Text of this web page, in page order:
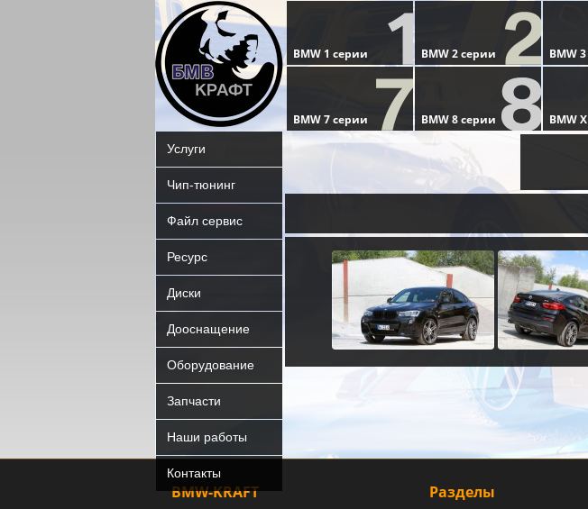
Услуги
Чип-тюнинг
Файл сервис
Ресурс
Диски
Дооснащение
Оборудование
Запчасти
Наши работы
Контакты
BMW-KRAFT Разделы